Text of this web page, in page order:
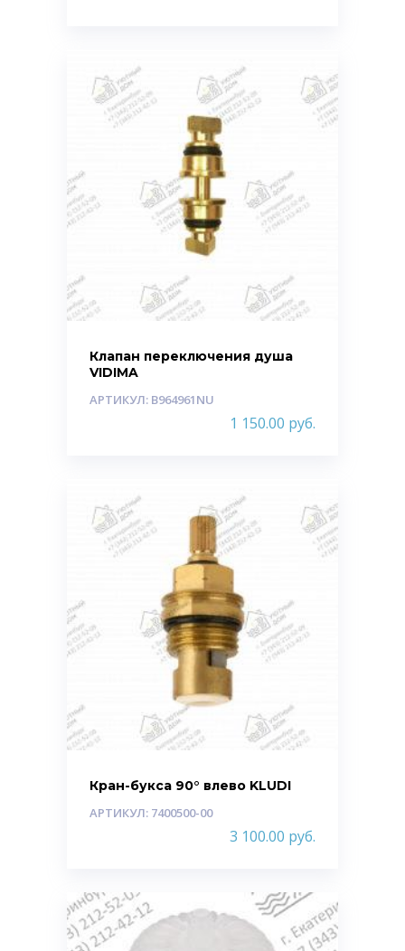
Клапан переключения душа
VIDIMA
АРТИКУЛ: B964961NU
1 150.00 руб.
Кран-букса 90° влево KLUDI
АРТИКУЛ: 7400500-00
3 100.00 руб.